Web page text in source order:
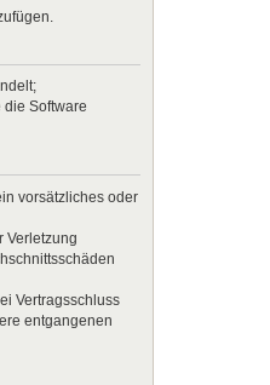
Software
vorsätzliches oder
Verletzung
Vertragsschluss
entgangenen